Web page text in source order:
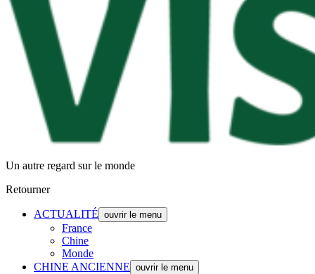
Un autre regard sur le monde
Retourner
ACTUALITÉ ouvrir le menu
France
Chine
Monde
CHINE ANCIENNE ouvrir le menu